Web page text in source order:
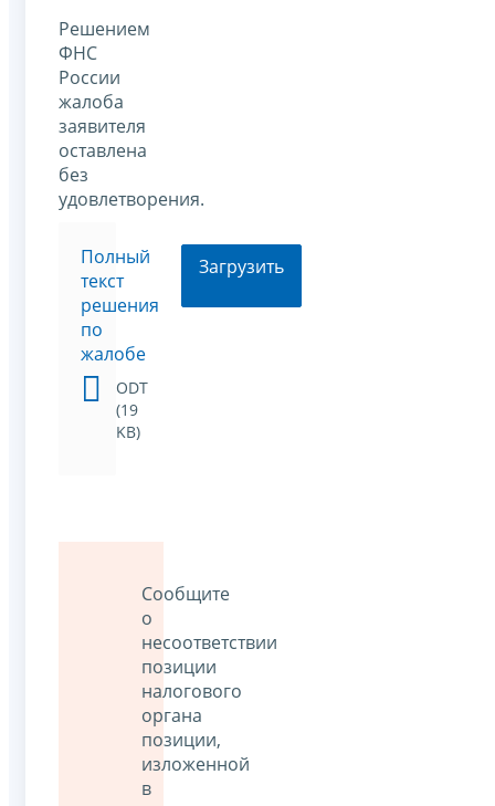
Решением
ФНС
России
жалоба
заявителя
оставлена
без
удовлетворения.
Полный
текст
решения
по
жалобе
ODT
(19
KB)
Загрузить
Сообщите
о
несоответствии
позиции
налогового
органа
позиции,
изложенной
в